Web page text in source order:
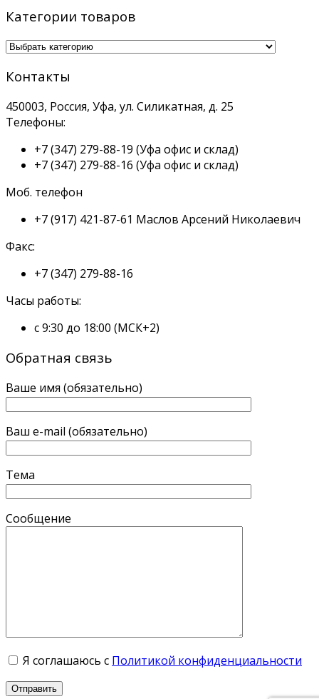
Категории товаров
Контакты
450003, Россия, Уфа, ул. Силикатная, д. 25
Телефоны:
+7 (347) 279-88-19 (Уфа офис и склад)
+7 (347) 279-88-16 (Уфа офис и склад)
Моб. телефон
+7 (917) 421-87-61 Маслов Арсений Николаевич
Факс:
+7 (347) 279-88-16
Часы работы:
с 9:30 до 18:00 (МСК+2)
Обратная связь
Ваше имя (обязательно)
Ваш e-mail (обязательно)
Тема
Сообщение
Я соглашаюсь с Политикой конфиденциальности